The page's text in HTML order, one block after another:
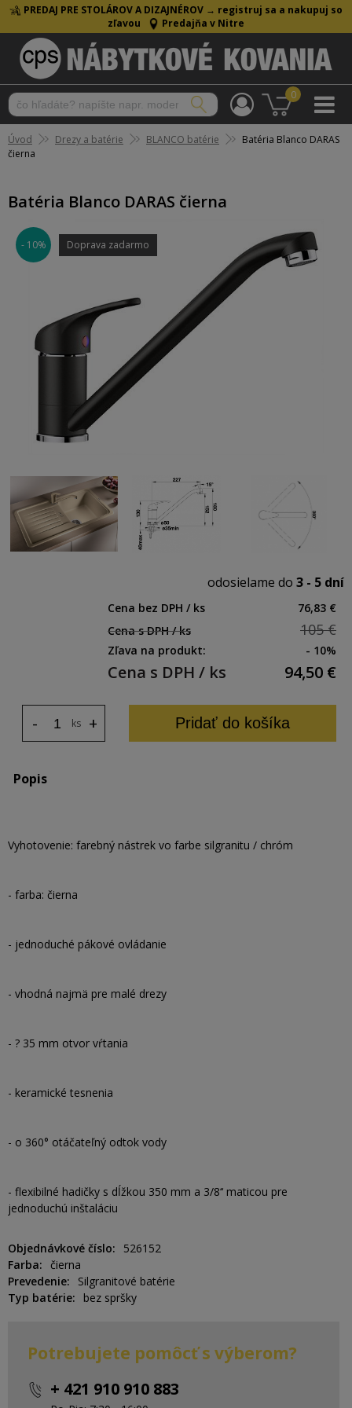
PREDAJ PRE STOLÁROV A DIZAJNÉROV → registruj sa a nakupuj so
zľavou
Predajňa v Nitre
0
Úvod Drezy a batérie BLANCO batérie
Batéria Blanco DARAS
čierna
Batéria Blanco DARAS čierna
- 10% Doprava zadarmo
odosielame do 3 - 5 dní
Cena bez DPH / ks
76,83 €
Cena s DPH / ks
105 €
Zľava na produkt: - 10%
Cena s DPH / ks 94,50 €
ks +
- Pridať do košíka
Popis
Vyhotovenie: farebný nástrek vo farbe silgranitu / chróm
- farba: čierna
- jednoduché pákové ovládanie
- vhodná najmä pre malé drezy
- ? 35 mm otvor vŕtania
- keramické tesnenia
- o 360° otáčateľný odtok vody
- flexibilné hadičky s dĺžkou 350 mm a 3/8‘‘ maticou pre
jednoduchú inštaláciu
Objednávkové číslo
526152
Farba
čierna
Prevedenie
Silgranitové batérie
Typ batérie
bez spršky
Potrebujete pomôcť s výberom?
+ 421 910 910 883